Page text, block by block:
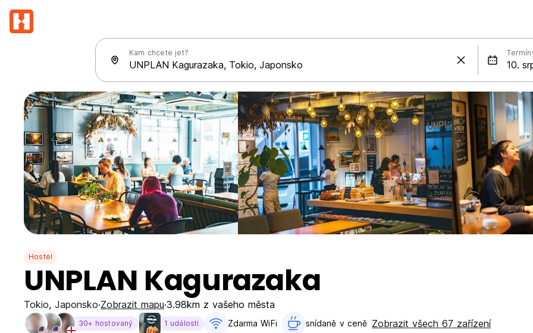
Kam chcete jet?
Hostel
UNPLAN Kagurazaka
Tokio, Japonsko Zobrazit mapu 3.98km z vašeho města
30+ hostovaný 1 události Zdarma WiFi snídaně v ceně‎ Zobrazit všech 67 zařízení